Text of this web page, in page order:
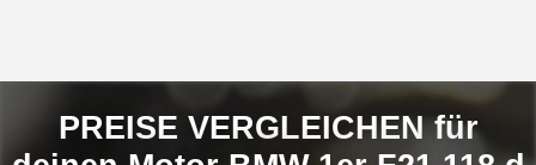
PREISE VERGLEICHEN für